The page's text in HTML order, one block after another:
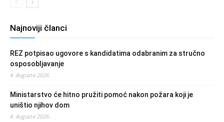
Najnoviji članci
REZ potpisao ugovore s kandidatima odabranim za stručno
osposobljavanje
4. Augusta 2026.
Ministarstvo će hitno pružiti pomoć nakon požara koji je
uništio njihov dom
4. Augusta 2026.